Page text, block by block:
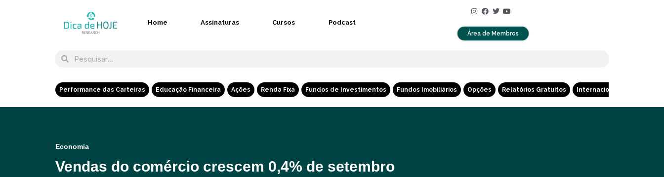
Home Assinaturas Cursos Podcast
Área de Membros
Performance das Carteiras Educação Financeira Ações Renda Fixa Fundos de Investimentos Fundos Imobiliários Opções Relatórios Gratuitos Internacional
Economia
Vendas do comércio crescem 0,4% de setembro